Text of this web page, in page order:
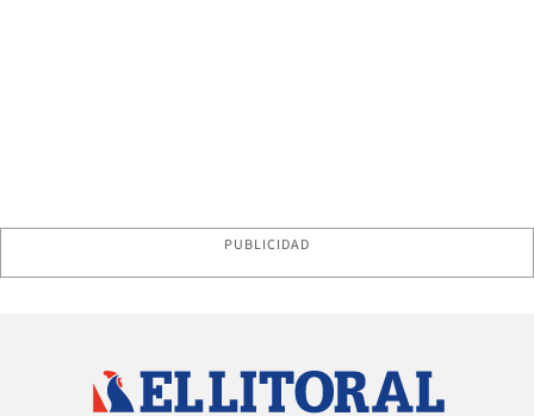
PUBLICIDAD